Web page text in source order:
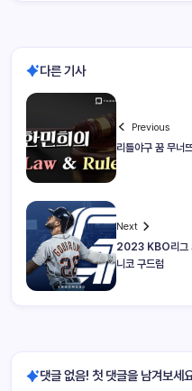
다른 기사
Previous
리틀야구 꿈 무너
Next
2023 KBO리그
니코 구드럼
댓글 없음! 첫 댓글을 남겨보세